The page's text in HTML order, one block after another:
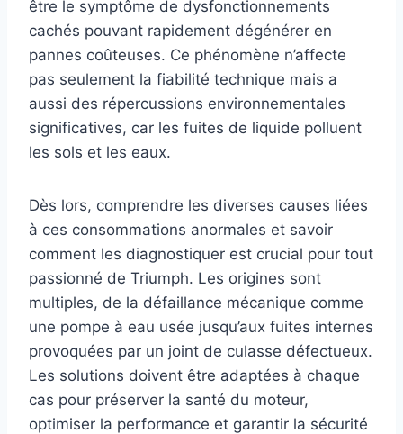
être le symptôme de dysfonctionnements
cachés pouvant rapidement dégénérer en
pannes coûteuses. Ce phénomène n’affecte
pas seulement la fiabilité technique mais a
aussi des répercussions environnementales
significatives, car les fuites de liquide polluent
les sols et les eaux.
Dès lors, comprendre les diverses causes liées
à ces consommations anormales et savoir
comment les diagnostiquer est crucial pour tout
passionné de Triumph. Les origines sont
multiples, de la défaillance mécanique comme
une pompe à eau usée jusqu’aux fuites internes
provoquées par un joint de culasse défectueux.
Les solutions doivent être adaptées à chaque
cas pour préserver la santé du moteur,
optimiser la performance et garantir la sécurité